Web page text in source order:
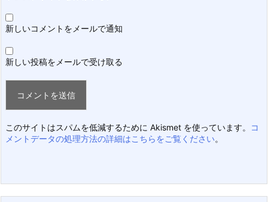
新しいコメントをメールで通知
新しい投稿をメールで受け取る
このサイトはスパムを低減するために Akismet を使っています。
コ
メントデータの処理方法の詳細はこちらをご覧ください。